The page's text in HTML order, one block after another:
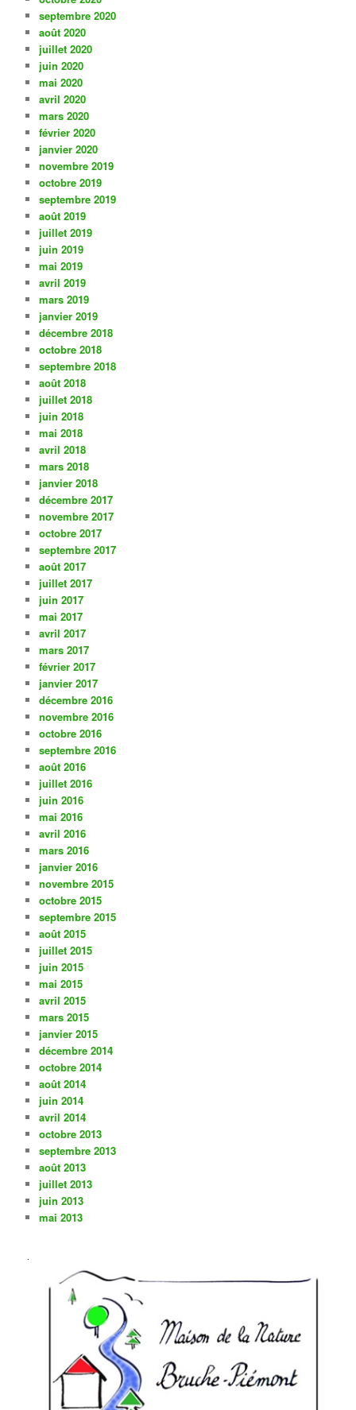
septembre 2020
août 2020
juillet 2020
juin 2020
mai 2020
avril 2020
mars 2020
février 2020
janvier 2020
novembre 2019
octobre 2019
septembre 2019
août 2019
juillet 2019
juin 2019
mai 2019
avril 2019
mars 2019
janvier 2019
décembre 2018
octobre 2018
septembre 2018
août 2018
juillet 2018
juin 2018
mai 2018
avril 2018
mars 2018
janvier 2018
décembre 2017
novembre 2017
octobre 2017
septembre 2017
août 2017
juillet 2017
juin 2017
mai 2017
avril 2017
mars 2017
février 2017
janvier 2017
décembre 2016
novembre 2016
octobre 2016
septembre 2016
août 2016
juillet 2016
juin 2016
mai 2016
avril 2016
mars 2016
janvier 2016
novembre 2015
octobre 2015
septembre 2015
août 2015
juillet 2015
juin 2015
mai 2015
avril 2015
mars 2015
janvier 2015
décembre 2014
octobre 2014
août 2014
juin 2014
avril 2014
octobre 2013
septembre 2013
août 2013
juillet 2013
juin 2013
mai 2013
.